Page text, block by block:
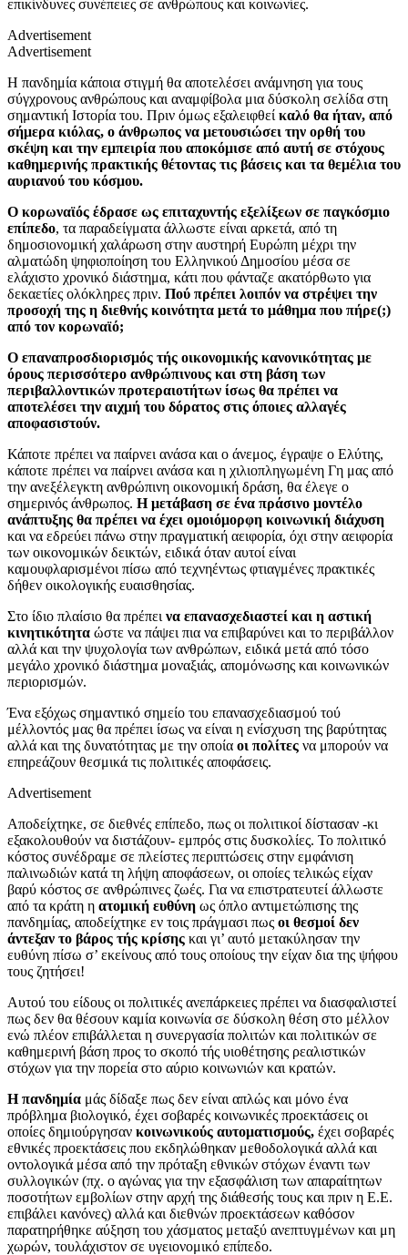
επικίνδυνες συνέπειες σε ανθρώπους και κοινωνίες.
Advertisement
Advertisement
Η πανδημία κάποια στιγμή θα αποτελέσει ανάμνηση για τους
σύγχρονους ανθρώπους και αναμφίβολα μια δύσκολη σελίδα στη
σημαντική Ιστορία του. Πριν όμως εξαλειφθεί καλό θα ήταν, από
σήμερα κιόλας, ο άνθρωπος να μετουσιώσει την ορθή του
σκέψη και την εμπειρία που αποκόμισε από αυτή σε στόχους
καθημερινής πρακτικής θέτοντας τις βάσεις και τα θεμέλια του
αυριανού του κόσμου.
Ο κορωναϊός έδρασε ως επιταχυντής εξελίξεων σε παγκόσμιο
επίπεδο, τα παραδείγματα άλλωστε είναι αρκετά, από τη
δημοσιονομική χαλάρωση στην αυστηρή Ευρώπη μέχρι την
αλματώδη ψηφιοποίηση του Ελληνικού Δημοσίου μέσα σε
ελάχιστο χρονικό διάστημα, κάτι που φάνταζε ακατόρθωτο για
δεκαετίες ολόκληρες πριν. Πού πρέπει λοιπόν να στρέψει την
προσοχή της η διεθνής κοινότητα μετά το μάθημα που πήρε(;)
από τον κορωναϊό;
Ο επαναπροσδιορισμός τής οικονομικής κανονικότητας με
όρους περισσότερο ανθρώπινους και στη βάση των
περιβαλλοντικών προτεραιοτήτων ίσως θα πρέπει να
αποτελέσει την αιχμή του δόρατος στις όποιες αλλαγές
αποφασιστούν.
Κάποτε πρέπει να παίρνει ανάσα και ο άνεμος, έγραψε ο Ελύτης,
κάποτε πρέπει να παίρνει ανάσα και η χιλιοπληγωμένη Γη μας από
την ανεξέλεγκτη ανθρώπινη οικονομική δράση, θα έλεγε ο
σημερινός άνθρωπος. Η μετάβαση σε ένα πράσινο μοντέλο
ανάπτυξης θα πρέπει να έχει ομοιόμορφη κοινωνική διάχυση
και να εδρεύει πάνω στην πραγματική αειφορία, όχι στην αειφορία
των οικονομικών δεικτών, ειδικά όταν αυτοί είναι
καμουφλαρισμένοι πίσω από τεχνηέντως φτιαγμένες πρακτικές
δήθεν οικολογικής ευαισθησίας.
Στο ίδιο πλαίσιο θα πρέπει να επανασχεδιαστεί και η αστική
κινητικότητα ώστε να πάψει πια να επιβαρύνει και το περιβάλλον
αλλά και την ψυχολογία των ανθρώπων, ειδικά μετά από τόσο
μεγάλο χρονικό διάστημα μοναξιάς, απομόνωσης και κοινωνικών
περιορισμών.
Ένα εξόχως σημαντικό σημείο του επανασχεδιασμού τού
μέλλοντός μας θα πρέπει ίσως να είναι η ενίσχυση της βαρύτητας
αλλά και της δυνατότητας με την οποία οι πολίτες να μπορούν να
επηρεάζουν θεσμικά τις πολιτικές αποφάσεις.
Advertisement
Αποδείχτηκε, σε διεθνές επίπεδο, πως οι πολιτικοί δίστασαν -κι
εξακολουθούν να διστάζουν- εμπρός στις δυσκολίες. Το πολιτικό
κόστος συνέδραμε σε πλείστες περιπτώσεις στην εμφάνιση
παλινωδιών κατά τη λήψη αποφάσεων, οι οποίες τελικώς είχαν
βαρύ κόστος σε ανθρώπινες ζωές. Για να επιστρατευτεί άλλωστε
από τα κράτη η ατομική ευθύνη ως όπλο αντιμετώπισης της
πανδημίας, αποδείχτηκε εν τοις πράγμασι πως οι θεσμοί δεν
άντεξαν το βάρος τής κρίσης και γι’ αυτό μετακύλησαν την
ευθύνη πίσω σ’ εκείνους από τους οποίους την είχαν δια της ψήφου
τους ζητήσει!
Αυτού του είδους οι πολιτικές ανεπάρκειες πρέπει να διασφαλιστεί
πως δεν θα θέσουν καμία κοινωνία σε δύσκολη θέση στο μέλλον
ενώ πλέον επιβάλλεται η συνεργασία πολιτών και πολιτικών σε
καθημερινή βάση προς το σκοπό τής υιοθέτησης ρεαλιστικών
στόχων για την πορεία στο αύριο κοινωνιών και κρατών.
Η πανδημία μάς δίδαξε πως δεν είναι απλώς και μόνο ένα
πρόβλημα βιολογικό, έχει σοβαρές κοινωνικές προεκτάσεις οι
οποίες δημιούργησαν κοινωνικούς αυτοματισμούς, έχει σοβαρές
εθνικές προεκτάσεις που εκδηλώθηκαν μεθοδολογικά αλλά και
οντολογικά μέσα από την πρόταξη εθνικών στόχων έναντι των
συλλογικών (πχ. ο αγώνας για την εξασφάλιση των απαραίτητων
ποσοτήτων εμβολίων στην αρχή της διάθεσής τους και πριν η Ε.Ε.
επιβάλει κανόνες) αλλά και διεθνών προεκτάσεων καθόσον
παρατηρήθηκε αύξηση του χάσματος μεταξύ ανεπτυγμένων και μη
χωρών, τουλάχιστον σε υγειονομικό επίπεδο.